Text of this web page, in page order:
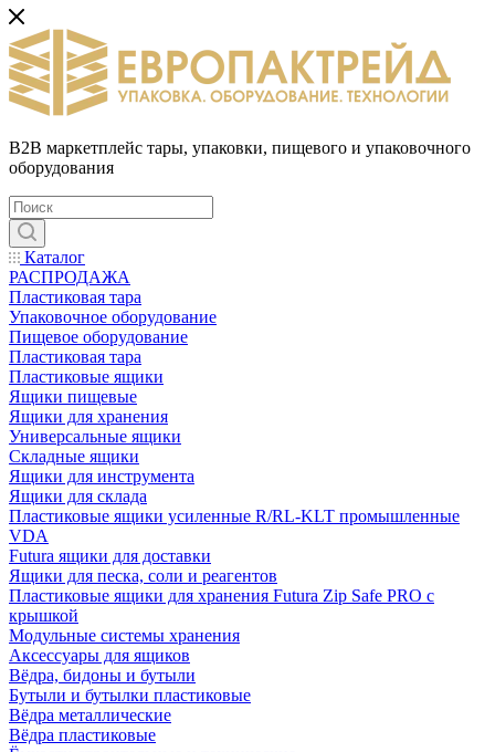
B2B маркетплейс тары, упаковки, пищевого и упаковочного
оборудования
Каталог
РАСПРОДАЖА
Пластиковая тара
Упаковочное оборудование
Пищевое оборудование
Пластиковая тара
Пластиковые ящики
Ящики пищевые
Ящики для хранения
Универсальные ящики
Складные ящики
Ящики для инструмента
Ящики для склада
Пластиковые ящики усиленные R/RL-KLT промышленные
VDA
Futura ящики для доставки
Ящики для песка, соли и реагентов
Пластиковые ящики для хранения Futura Zip Safe PRO с
крышкой
Модульные системы хранения
Аксессуары для ящиков
Вёдра, бидоны и бутыли
Бутыли и бутылки пластиковые
Вёдра металлические
Вёдра пластиковые